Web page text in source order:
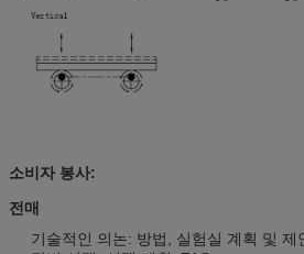
소비자 봉사:
전매
기술적인 의논: 방법, 실험실 계획 및 제